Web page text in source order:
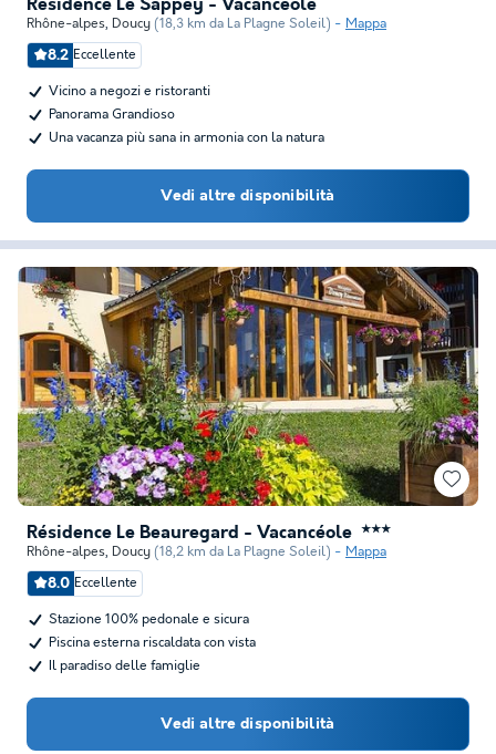
Résidence Le Sappey - Vacancéole
Rhône-alpes, Doucy (18,3 km da La Plagne Soleil) Mappa
8.2 Eccellente
Vicino a negozi e ristoranti
Panorama Grandioso
Una vacanza più sana in armonia con la natura
Vedi altre disponibilità
Résidence Le Beauregard - Vacancéole ★★★
Rhône-alpes, Doucy (18,2 km da La Plagne Soleil) Mappa
8.0 Eccellente
Stazione 100% pedonale e sicura
Piscina esterna riscaldata con vista
Il paradiso delle famiglie
Vedi altre disponibilità